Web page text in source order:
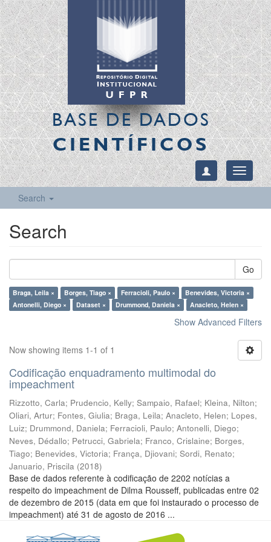
BASE DE DADOS
CIENTÍFICOS
Toggle
Search
Search
Go
Braga, Leila × Borges, Tiago × Ferracioli, Paulo ×
Benevides, Victoria ×
Antonelli, Diego ×
Dataset × Drummond, Daniela × Anacleto, Helen ×
Show Advanced Filters
Now showing items 1-1 of 1
Codificação enquadramento multimodal do
impeachment
Rizzotto, Carla; Prudencio, Kelly; Sampaio, Rafael; Kleina, Nilton;
Oliari, Artur; Fontes, Giulia; Braga, Leila; Anacleto, Helen; Lopes,
Luiz; Drummond, Daniela; Ferracioli, Paulo; Antonelli, Diego;
Neves, Dédallo; Petrucci, Gabriela; Franco, Crislaine; Borges,
Tiago; Benevides, Victoria; França, Djiovani; Sordi, Renato;
Januario, Priscila (2018)
Base de dados referente à codificação de 2202 notícias a
respeito do impeachment de Dilma Rousseff, publicadas entre 02
de dezembro de 2015 (data em que foi instaurado o processo de
impeachment) até 31 de agosto de 2016 ...